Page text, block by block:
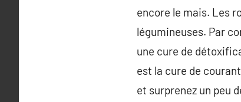
encore le mais. Les
légumineuses. Par
une cure de
est la cure de
et surprenez un peu